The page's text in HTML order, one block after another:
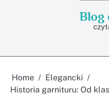
Blog
Home
Elegancki
Historia garnituru: Od